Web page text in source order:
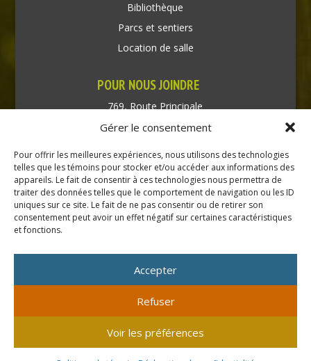
Gérer le consentement
Pour offrir les meilleures expériences, nous utilisons des technologies
telles que les témoins pour stocker et/ou accéder aux informations des
appareils. Le fait de consentir à ces technologies nous permettra de
traiter des données telles que le comportement de navigation ou les ID
uniques sur ce site. Le fait de ne pas consentir ou de retirer son
consentement peut avoir un effet négatif sur certaines caractéristiques
et fonctions.
Accepter
Refuser
Voir les préférences
Bibliothèque
Parcs et sentiers
Location de salle
POUR NOUS JOINDRE
769, Route Principale
Très-Saint-Rédempteur
Téléphone : (450) 451-5203
Direction générale :
dir@tressaintredempteur.ca
© 2026 Tous droits réservés. Municipalité de Très-Saint-
Rédempteur.